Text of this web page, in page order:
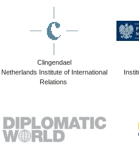
Clingendael
Netherlands Institute of International
Relations